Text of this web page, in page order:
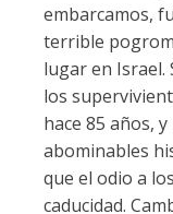
embarcamos,
terrible
lugar en
los
hace 85 años,
abominables
que el odio a
caducidad.